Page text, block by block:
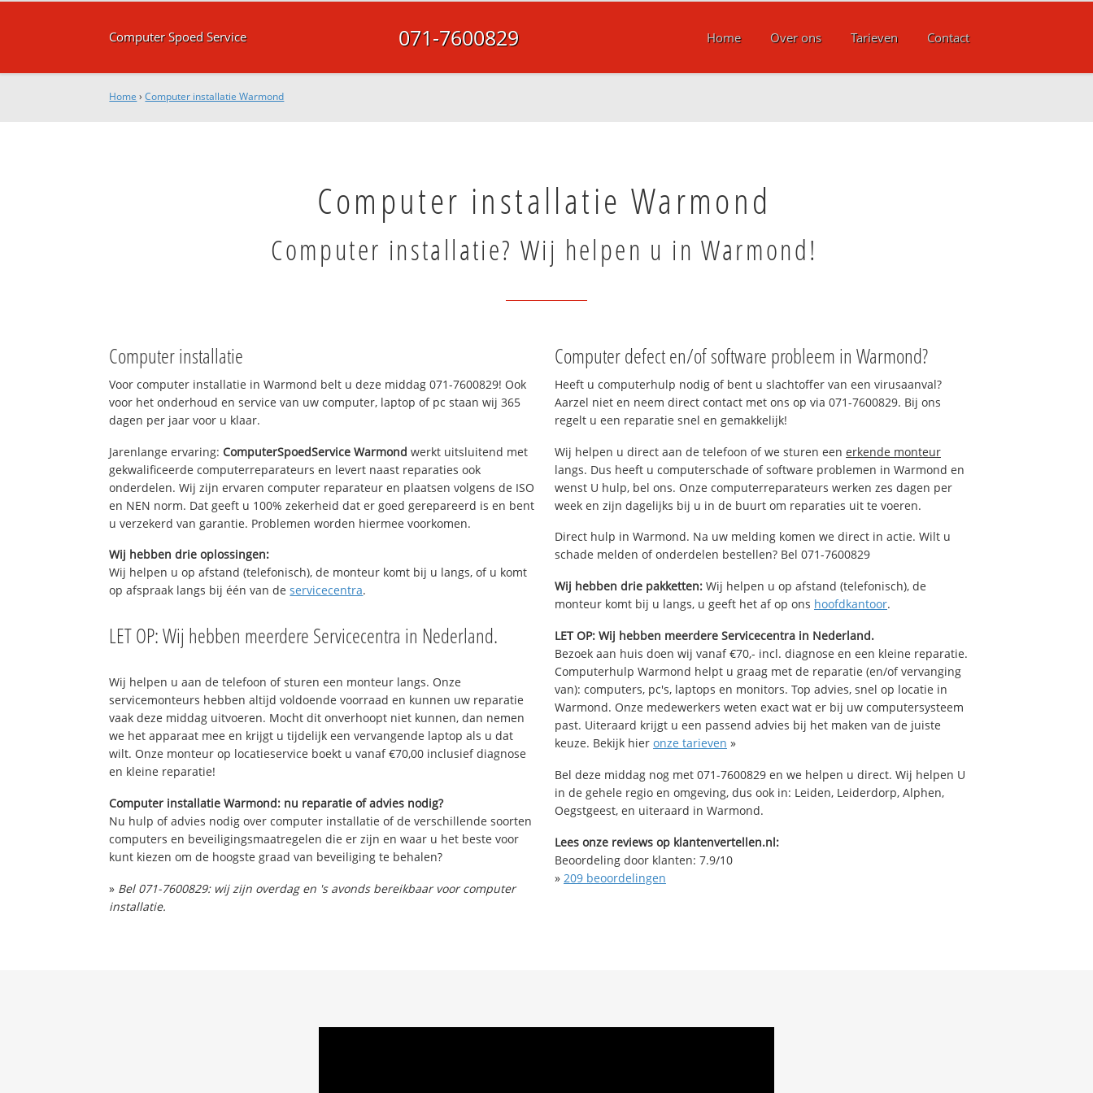
Computer Spoed Service 071-7600829 Home Over ons Tarieven Contact
Home ›Computer installatie Warmond
Computer installatie Warmond
Computer installatie? Wij helpen u in Warmond!
Computer installatie
Voor computer installatie in Warmond belt u deze middag 071-7600829! Ook
voor het onderhoud en service van uw computer, laptop of pc staan wij 365
dagen per jaar voor u klaar.
Jarenlange ervaring:ComputerSpoedService Warmond werkt uitsluitend met
gekwalificeerde computerreparateurs en levert naast reparaties ook
onderdelen. Wij zijn ervaren computer reparateur en plaatsen volgens de ISO
en NEN norm. Dat geeft u 100% zekerheid dat er goed gerepareerd is en bent
u verzekerd van garantie. Problemen worden hiermee voorkomen.
Wij hebben drie oplossingen:
Wij helpen u op afstand (telefonisch), de monteur komt bij u langs, of u komt
op afspraak langs bij één van deservicecentra.
LET OP: Wij hebben meerdere Servicecentra in Nederland.
Wij helpen u aan de telefoon of sturen een monteur langs. Onze
servicemonteurs hebben altijd voldoende voorraad en kunnen uw reparatie
vaak deze middag uitvoeren. Mocht dit onverhoopt niet kunnen, dan nemen
we het apparaat mee en krijgt u tijdelijk een vervangende laptop als u dat
wilt. Onze monteur op locatieservice boekt u vanaf €70,00 inclusief diagnose
en kleine reparatie!
Computer installatie Warmond: nu reparatie of advies nodig?
Nu hulp of advies nodig over computer installatie of de verschillende soorten
computers en beveiligingsmaatregelen die er zijn en waar u het beste voor
kunt kiezen om de hoogste graad van beveiliging te behalen?
» Bel 071-7600829: wij zijn overdag en 's avonds bereikbaar voor computer
installatie.
Computer defect en/of software probleem in Warmond?
Heeft u computerhulp nodig of bent u slachtoffer van een virusaanval?
Aarzel niet en neem direct contact met ons op via 071-7600829. Bij ons
regelt u een reparatie snel en gemakkelijk!
Wij helpen u direct aan de telefoon of we sturen een erkende monteur
langs. Dus heeft u computerschade of software problemen in Warmond en
wenst U hulp, bel ons. Onze computerreparateurs werken zes dagen per
week en zijn dagelijks bij u in de buurt om reparaties uit te voeren.
Direct hulp in Warmond. Na uw melding komen we direct in actie. Wilt u
schade melden of onderdelen bestellen? Bel 071-7600829
Wij hebben drie pakketten: Wij helpen u op afstand (telefonisch), de
monteur komt bij u langs, u geeft het af op ons hoofdkantoor.
LET OP: Wij hebben meerdere Servicecentra in Nederland.
Bezoek aan huis doen wij vanaf €70,- incl. diagnose en een kleine reparatie.
Computerhulp Warmond helpt u graag met de reparatie (en/of vervanging
van): computers, pc's, laptops en monitors. Top advies, snel op locatie in
Warmond. Onze medewerkers weten exact wat er bij uw computersysteem
past. Uiteraard krijgt u een passend advies bij het maken van de juiste
keuze. Bekijk hier onze tarieven »
Bel deze middag nog met 071-7600829 en we helpen u direct. Wij helpen U
in de gehele regio en omgeving, dus ook in: Leiden, Leiderdorp, Alphen,
Oegstgeest, en uiteraard in Warmond.
Lees onze reviews op klantenvertellen.nl:
Beoordeling door klanten: 7.9/10
» 209 beoordelingen